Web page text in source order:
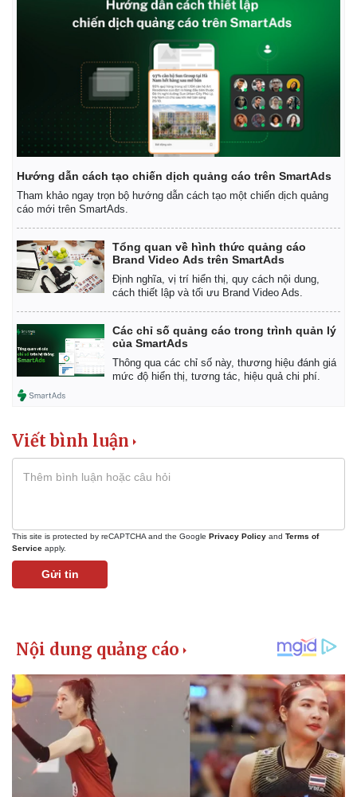
Thể thao
Lịch thi đấu bóng đá
Thế giới thể thao
eSports
Hậu trường
Ô tô - Xe máy
Ô tô
Xe máy
Tư vấn
Hướng dẫn cách tạo chiến dịch quảng cáo trên SmartAds
Tham khảo ngay trọn bộ hướng dẫn cách tạo một chiến dịch quảng
cáo mới trên SmartAds.
Tổng quan về hình thức quảng cáo
Brand Video Ads trên SmartAds
Định nghĩa, vị trí hiển thị, quy cách nội dung,
cách thiết lập và tối ưu Brand Video Ads.
Các chỉ số quảng cáo trong trình quản lý
của SmartAds
Thông qua các chỉ số này, thương hiệu đánh giá
mức độ hiển thị, tương tác, hiệu quả chi phí.
Viết bình luận
This site is protected by reCAPTCHA and the Google Privacy Policy and Terms of
Service apply.
Gửi tin